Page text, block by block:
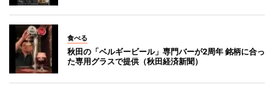
食べる
秋田の「ベルギービール」専門バーが2周年 銘柄に合っ
た専用グラスで提供（秋田経済新聞）